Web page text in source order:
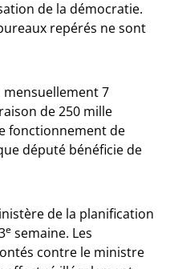
de la démocratie.
repérés ne sont
7
de 250 mille
fonctionnement de
député bénéficie de
de la planification
e semaine. Les
contre le ministre